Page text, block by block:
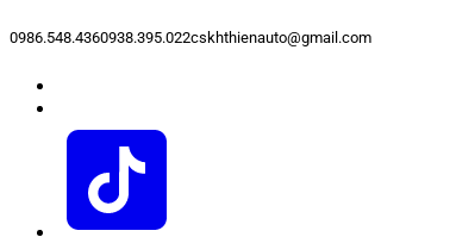
0986.548.4360938.395.022cskhthienauto@gmail.com